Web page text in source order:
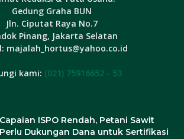
Gedung Graha BUN
Jln. Ciputat Raya No.7
Pinang, Jakarta Selatan
majalah_hortus@yahoo.co.id
kami: (021) 75916652 - 53
Capaian ISPO Rendah, Petani Sawit
Perlu Dukungan Dana untuk Sertifikasi